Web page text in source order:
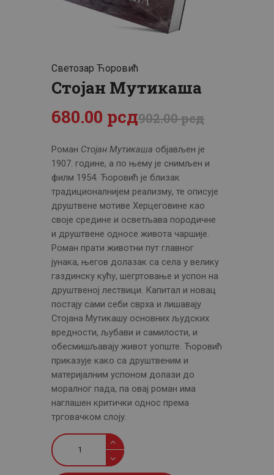
ЦЕНОВНИК
Светозар Ћоровић
Стојан Мутикаша
902.00рсд
680.00 рсд
Роман Стојан Мутикаша објављен је
1907. године, а по њему је снимљен и
филм 1954. Ћоровић је близак
традиционалнијем реализму, те описује
друштвене мотиве Херцеговине као
своје средине и осветљава породичне
и друштвене односе живота чаршије.
Роман прати животни пут главног
јунака, његов долазак са села у велику
газдинску кућу, шегртовање и успон на
друштвеној лествици. Капитал и новац
постају сами себи сврха и лишавају
Стојана Мутикашу основних људских
вредности, љубави и самилости, и
обесмишљавају живот уопште. Ћоровић
приказује како са друштвеним и
материјалним успоном долази до
моралног пада, па овај роман има
наглашен критички однос према
трговачком слоју.
Стојан
Мутикаша
количина